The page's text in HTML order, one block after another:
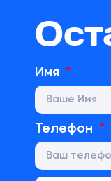
Имя
Телефон